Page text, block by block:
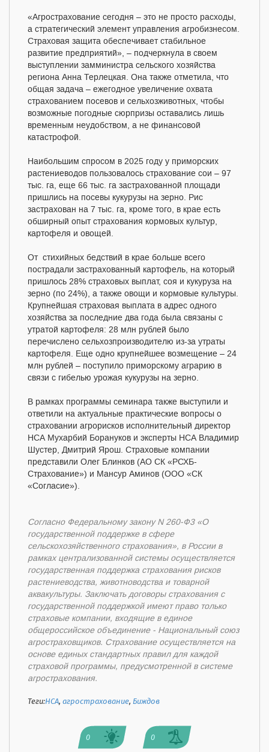
«Агрострахование сегодня – это не просто расходы,
а стратегический элемент управления агробизнесом.
Страховая защита обеспечивает стабильное
развитие предприятий», – подчеркнула в своем
выступлении замминистра сельского хозяйства
региона Анна Терлецкая. Она также отметила, что
общая задача – ежегодное увеличение охвата
страхованием посевов и сельхозживотных, чтобы
возможные погодные сюрпризы оставались лишь
временным неудобством, а не финансовой
катастрофой.
Наибольшим спросом в 2025 году у приморских
растениеводов пользовалось страхование сои – 97
тыс. га, еще 66 тыс. га застрахованной площади
пришлись на посевы кукурузы на зерно. Рис
застрахован на 7 тыс. га, кроме того, в крае есть
обширный опыт страхования кормовых культур,
картофеля и овощей.
От стихийных бедствий в крае больше всего
пострадали застрахованный картофель, на который
пришлось 28% страховых выплат, соя и кукуруза на
зерно (по 24%), а также овощи и кормовые культуры.
Крупнейшая страховая выплата в адрес одного
хозяйства за последние два года была связаны с
утратой картофеля: 28 млн рублей было
перечислено сельхозпроизводителю из-за утраты
картофеля. Еще одно крупнейшее возмещение – 24
млн рублей – поступило приморскому аграрию в
связи с гибелью урожая кукурузы на зерно.
В рамках программы семинара также выступили и
ответили на актуальные практические вопросы о
страховании агрорисков исполнительный директор
НСА Мухарбий Борануков и эксперты НСА Владимир
Шустер, Дмитрий Ярош. Страховые компании
представили Олег Блинков (АО СК «РСХБ-
Страхование») и Мансур Аминов (ООО «СК
«Согласие»).
Согласно Федеральному закону N 260-Ф3 «О
государственной поддержке в сфере
сельскохозяйственного страхования», в России в
рамках централизованной системы осуществляется
государственная поддержка страхования рисков
растениеводства, животноводства и товарной
аквакультуры. Заключать договоры страхования с
государственной поддержкой имеют право только
страховые компании, входящие в единое
общероссийское объединение - Национальный союз
агростраховщиков. Страхование осуществляется на
основе единых стандартных правил для каждой
страховой программы, предусмотренной в системе
агрострахования.
Теги:НСА,агрострахование, Биждов
0 0